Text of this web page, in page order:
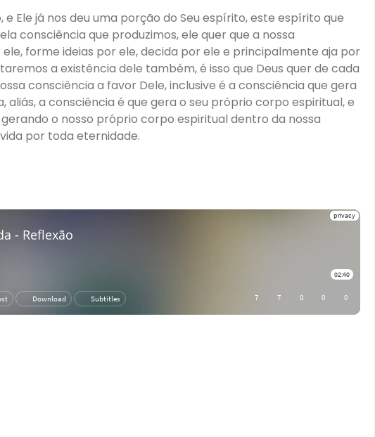
Ele já nos deu uma porção do Seu espírito, este espírito que
consciência que produzimos, ele quer que a nossa
forme ideias por ele, decida por ele e principalmente aja por
a existência dele também, é isso que Deus quer de cada
consciência a favor Dele, inclusive é a consciência que gera
aliás, a consciência é que gera o seu próprio corpo espiritual, e
o nosso próprio corpo espiritual dentro da nossa
por toda eternidade.